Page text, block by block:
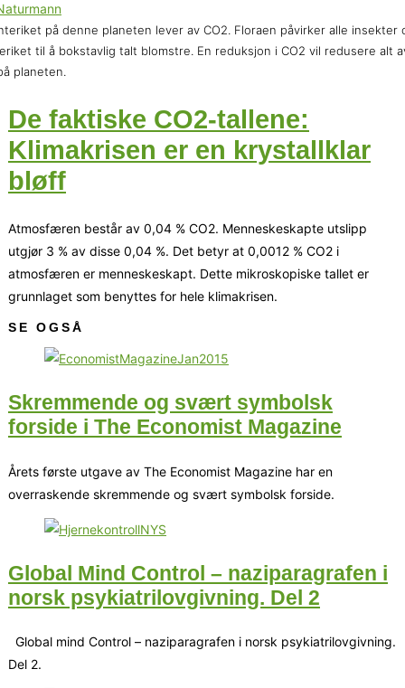
på denne planeten lever av CO2. Floraen påvirker alle insekter
til å bokstavlig talt blomstre. En reduksjon i CO2 vil redusere alt
planeten.
De faktiske CO2-tallene:
Klimakrisen er en krystallklar
bløff
Atmosfæren består av 0,04 % CO2. Menneskeskapte utslipp
utgjør 3 % av disse 0,04 %. Det betyr at 0,0012 % CO2 i
atmosfæren er menneskeskapt. Dette mikroskopiske tallet er
grunnlaget som benyttes for hele klimakrisen.
SE OGSÅ
Skremmende og svært symbolsk
forside i The Economist Magazine
Årets første utgave av The Economist Magazine har en
overraskende skremmende og svært symbolsk forside.
Global Mind Control – naziparagrafen i
norsk psykiatrilovgivning. Del 2
Global mind Control – naziparagrafen i norsk psykiatrilovgivning.
Del 2.